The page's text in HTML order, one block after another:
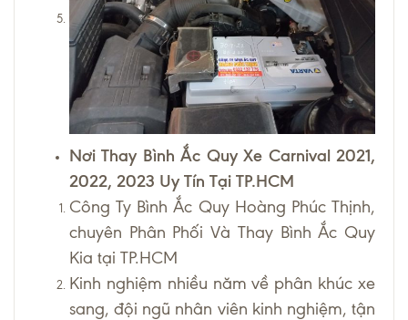
Nơi Thay Bình Ắc Quy Xe Carnival 2021,
2022, 2023 Uy Tín Tại TP.HCM
Công Ty Bình Ắc Quy Hoàng Phúc Thịnh,
chuyên Phân Phối Và Thay Bình Ắc Quy
Kia tại TP.HCM
Kinh nghiệm nhiều năm về phân khúc xe
sang, đội ngũ nhân viên kinh nghiệm, tận